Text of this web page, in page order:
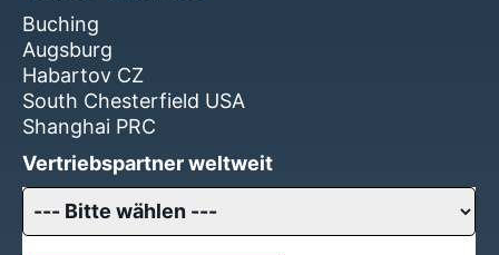
Buching
Augsburg
Habartov CZ
South Chesterfield USA
Shanghai PRC
Vertriebspartner weltweit